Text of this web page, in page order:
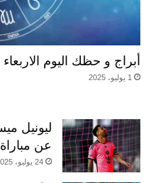
أبراج و حظك اليوم الاربعاء 01 يوليو 2025
1 يوليو، 2025
ليونيل
عن
24 يوليو، 2025